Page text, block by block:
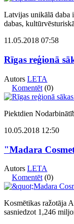
Latvijas unikālā daba
dabas,
11.05.2018 07:58
Rīgas reģionā
Autors LETA
Komentēt (0)
Piektdien
10.05.2018 12:50
"Madara
Autors LETA
Komentēt (0)
Kosmētikas ražotāja
sasniedzot 1,246